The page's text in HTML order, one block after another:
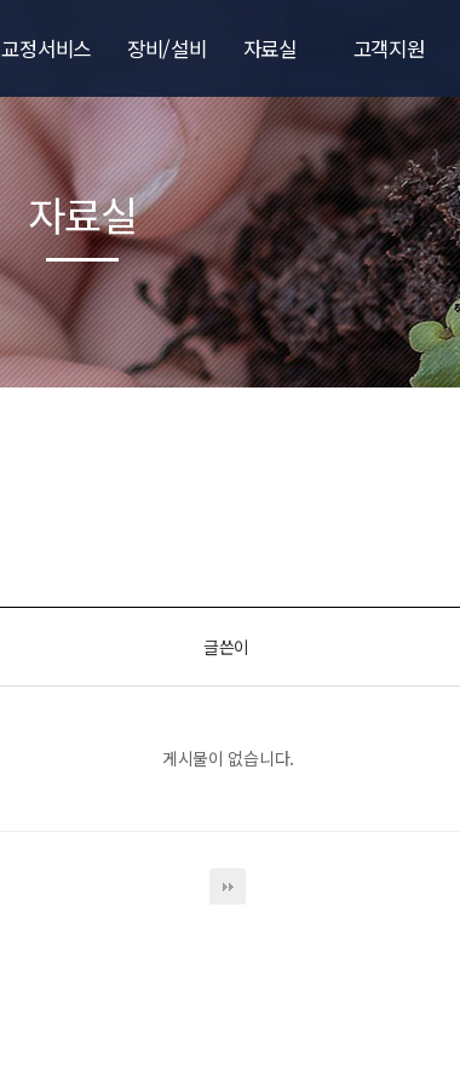
교정서비스
견적의뢰
교정신청서
장비/설비
Interior
압력분야
온도분야
자료실
KOLAS 정보
인정서,인정분야
온도기술자료
압력기술자료
양식 다운로드
고객지원
공지사항
질문과답변
관련사이트
설문지
자료실
글쓴이
게시물이 없습니다.